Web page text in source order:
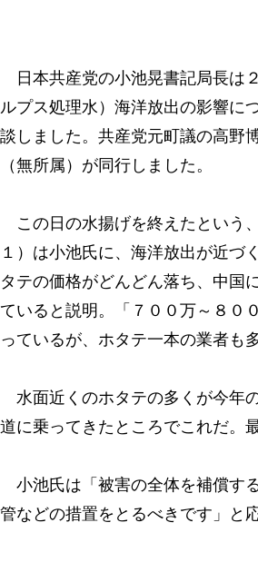
日本共産党の小池晃書記局長は
ルプス処理水）海洋放出の影響に
談しました。共産党元町議の高野
（無所属）が同行しました。
この日の水揚げを終えたという
１）は小池氏に、海洋放出が近づ
タテの価格がどんどん落ち、中国
ていると説明。「７００万～８０
っているが、ホタテ一本の業者も
水面近くのホタテの多くが今年
道に乗ってきたところでこれだ。
小池氏は「被害の全体を補償す
管などの措置をとるべきです」と